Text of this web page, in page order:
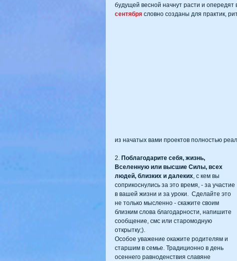
будущей весной начнут расти и
сентября словно созданы для практик,
из начатых вами проектов полностью
2. Поблагодарите себя, жизнь,
Вселенную или высшие Силы, всех
людей, близких и далеких , с кем вы
соприкоснулись за это время, - за участие
в вашей жизни и за уроки.  Сделайте это
не только мысленно - скажите своим
близким слова благодарности, напишите
сообщение, смс или старомодную
открытку;).
Особое уважение окажите родителям и
старшим в семье. Традиционно в день
осеннего равноденствия славяне